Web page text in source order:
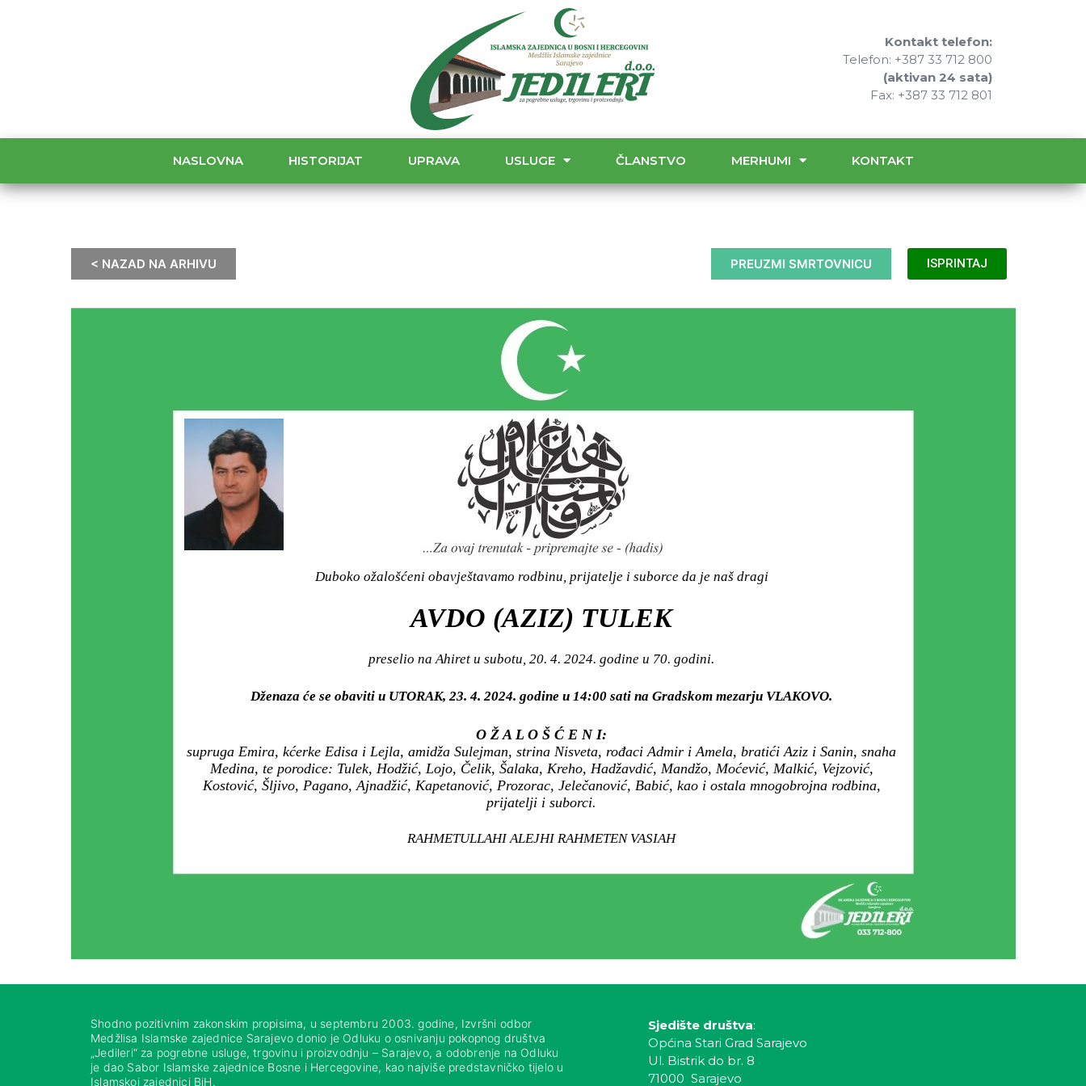
Kontakt telefon:
Telefon: +387 33 712 800
(aktivan 24 sata)
Fax: +387 33 712 801
NASLOVNA HISTORIJAT UPRAVA USLUGE ČLANSTVO MERHUMI KONTAKT
< NAZAD NA ARHIVU PREUZMI SMRTOVNICU ISPRINTAJ
Duboko ožalošćeni obavještavamo rodbinu, prijatelje i suborce da je naš dragi
AVDO (AZIZ) TULEK
preselio na Ahiret u subotu, 20. 4. 2024. godine u 70. godini.
Dženaza će se obaviti u UTORAK, 23. 4. 2024. godine u 14:00 sati na Gradskom mezarju VLAKOVO.
O Ž A L O Š Ć E N I:
supruga Emira, kćerke Edisa i Lejla, amidža Sulejman, strina Nisveta, rođaci Admir i Amela, bratići Aziz i Sanin, snaha
Medina, te porodice: Tulek, Hodžić, Lojo, Čelik, Šalaka, Kreho, Hadžavdić, Mandžo, Moćević, Malkić, Vejzović,
Kostović, Šljivo, Pagano, Ajnadžić, Kapetanović, Prozorac, Jelečanović, Babić, kao i ostala mnogobrojna rodbina,
prijatelji i suborci.
RAHMETULLAHI ALEJHI RAHMETEN VASIAH
Shodno pozitivnim zakonskim propisima, u septembru 2003. godine, Izvršni odbor
Medžlisa Islamske zajednice Sarajevo donio je Odluku o osnivanju pokopnog društva
„Jedileri“ za pogrebne usluge, trgovinu i proizvodnju – Sarajevo, a odobrenje na Odluku
je dao Sabor Islamske zajednice Bosne i Hercegovine, kao najviše predstavničko tijelo u
Islamskoj zajednici BiH.
Sjedište društva:
Općina Stari Grad Sarajevo
Ul. Bistrik do br. 8
71000 Sarajevo